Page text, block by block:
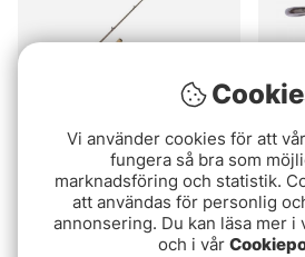
Abu Garcia Beast Pro2
Jerkbait Casting
2449 kr
25
Vi använder cookies för att
fungera så bra som
marknadsföring och statistik.
att användas för personlig
annonsering. Du kan läsa mer i
och i vår